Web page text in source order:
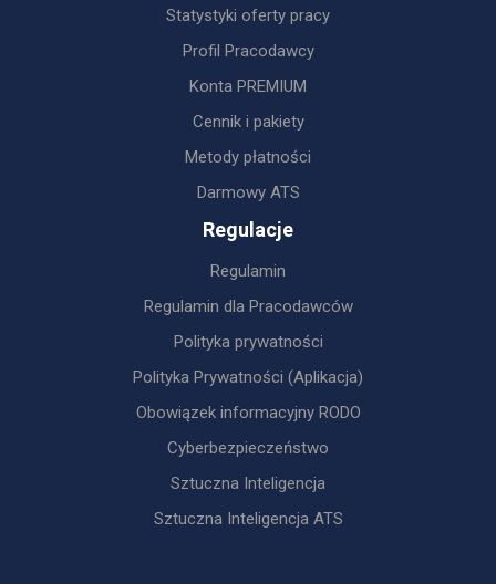
Statystyki oferty pracy
Profil Pracodawcy
Konta PREMIUM
Cennik i pakiety
Metody płatności
Darmowy ATS
Regulacje
Regulamin
Regulamin dla Pracodawców
Polityka prywatności
Polityka Prywatności (Aplikacja)
Obowiązek informacyjny RODO
Cyberbezpieczeństwo
Sztuczna Inteligencja
Sztuczna Inteligencja ATS